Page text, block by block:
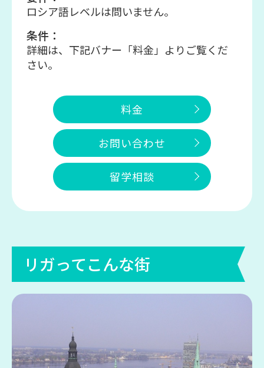
ロシア語レベルは問いません。
条件：
詳細は、下記バナー「料金」よりご覧くだ
さい。
料金
お問い合わせ
留学相談
リガってこんな街